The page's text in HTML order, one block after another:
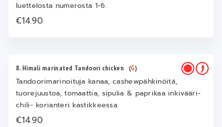
luettelosta numerosta 1-6.
€14.90
8. Himali marinated Tandoori chicken (G)
Tandoorimarinoituja kanaa, cashewpähkinöitä,
tuorejuustoa, tomaattia, sipulia & paprikaa inkivääri-
chili- korianteri kastikkeessa.
€14.90